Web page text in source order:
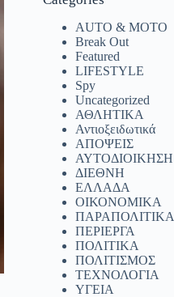
AUTO & MOTO
Break Out
Featured
LIFESTYLE
Spy
Uncategorized
ΑΘΛΗΤΙΚΑ
Αντιοξειδωτικά
ΑΠΟΨΕΙΣ
ΑΥΤΟΔΙΟΙΚΗΣΗ
ΔΙΕΘΝΗ
ΕΛΛΑΔΑ
ΟΙΚΟΝΟΜΙΚΑ
ΠΑΡΑΠΟΛΙΤΙΚΑ
ΠΕΡΙΕΡΓΑ
ΠΟΛΙΤΙΚΑ
ΠΟΛΙΤΙΣΜΟΣ
ΤΕΧΝΟΛΟΓΙΑ
ΥΓΕΙΑ